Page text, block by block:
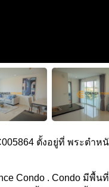
ตั้งอยู่ที่ พระตำห
Condo . Condo มีพื้น